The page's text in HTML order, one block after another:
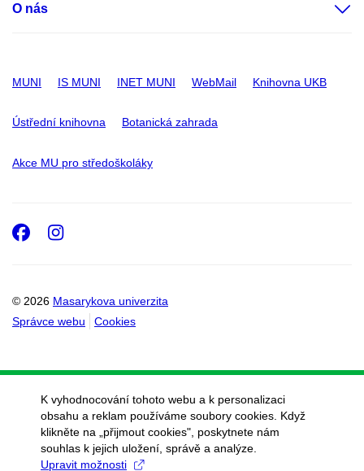
O nás
MUNI IS MUNI INET MUNI WebMail Knihovna UKB
Ústřední knihovna Botanická zahrada
Akce MU pro středoškoláky
© 2026 Masarykova univerzita
Správce webu
Cookies
Facebook
Instagram
K vyhodnocování tohoto webu a k personalizaci
obsahu a reklam používáme soubory cookies. Když
klikněte na „přijmout cookies", poskytnete nám
souhlas k jejich uložení, správě a analýze.
Upravit možnosti